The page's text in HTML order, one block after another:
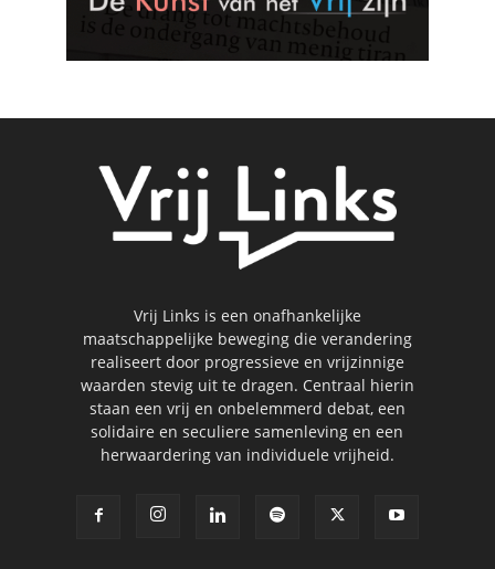
Vrij Links is een onafhankelijke
maatschappelijke beweging die verandering
realiseert door progressieve en vrijzinnige
waarden stevig uit te dragen. Centraal hierin
staan een vrij en onbelemmerd debat, een
solidaire en seculiere samenleving en een
herwaardering van individuele vrijheid.